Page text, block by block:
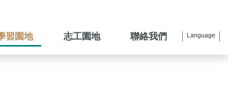
習園地 志工園地 聯絡我們 Language